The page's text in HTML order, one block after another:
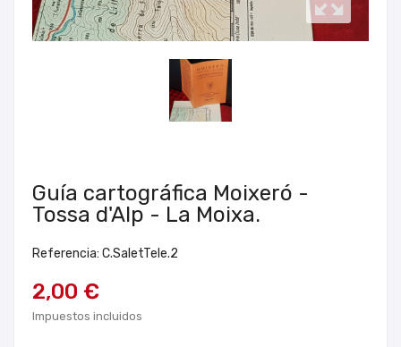
Guía cartográfica Moixeró -
Tossa d'Alp - La Moixa.
Referencia: C.SaletTele.2
2,00 €
Impuestos incluidos